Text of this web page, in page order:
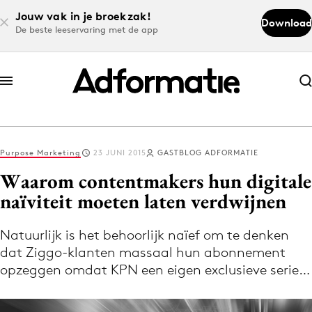
Jouw vak in je broekzak!
De beste leeservaring met de app
Download
Abonneer nu
Abonneer nu
Log in
Volg het laatste nieuws via de Adformatie
Nieuws app
Purpose Marketing 23 JUNI 2015 GASTBLOG ADFORMATIE
Waarom contentmakers hun digitale
naïviteit moeten laten verdwijnen
Natuurlijk is het behoorlijk naïef om te denken
dat Ziggo-klanten massaal hun abonnement
opzeggen omdat KPN een eigen exclusieve serie…